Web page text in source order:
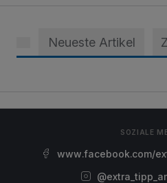
Neueste Artikel
SOZIALE
www.facebook.com/